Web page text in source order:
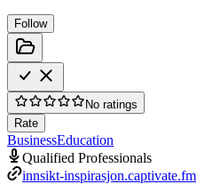
Follow
No ratings
Rate
BusinessEducation
Qualified Professionals
innsikt-inspirasjon.captivate.fm